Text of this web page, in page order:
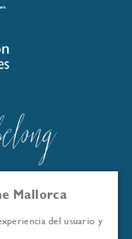
2024
Mallorca
del usuario y